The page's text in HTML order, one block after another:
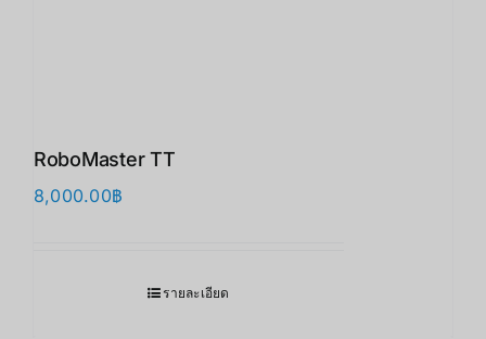
RoboMaster TT
8,000.00฿
รายละเอียด